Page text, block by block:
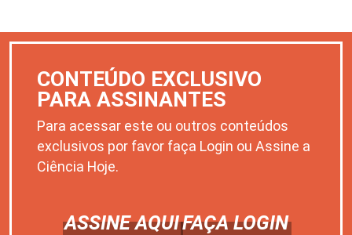
CONTEÚDO EXCLUSIVO
PARA ASSINANTES
Para acessar este ou outros conteúdos
exclusivos por favor faça Login ou Assine a
Ciência Hoje.
ASSINE AQUIFAÇA LOGIN